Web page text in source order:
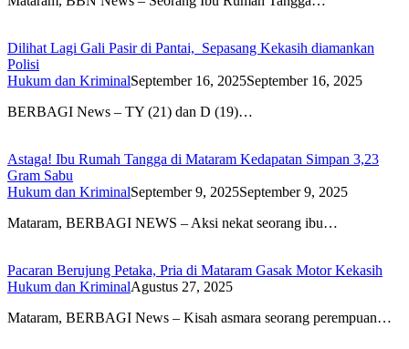
Dilihat Lagi Gali Pasir di Pantai, Sepasang Kekasih diamankan
Polisi
Hukum dan KriminalSeptember 16, 2025September 16, 2025
BERBAGI News – TY (21) dan D (19)…
Astaga! Ibu Rumah Tangga di Mataram Kedapatan Simpan 3,23
Gram Sabu
Hukum dan KriminalSeptember 9, 2025September 9, 2025
Mataram, BERBAGI NEWS – Aksi nekat seorang ibu…
Pacaran Berujung Petaka, Pria di Mataram Gasak Motor Kekasih
Hukum dan KriminalAgustus 27, 2025
Mataram, BERBAGI News – Kisah asmara seorang perempuan…